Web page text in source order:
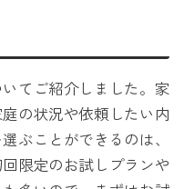
てご紹介しました。家
の状況や依頼したい内
ぶことができるのは、
限定のお試しプランや